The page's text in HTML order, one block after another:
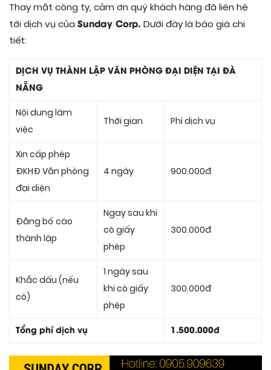
Thay mặt công ty, cảm ơn quý khách hàng đã liên hệ
tới dịch vụ của Sunday Corp. Dưới đây là báo giá chi
tiết:
DỊCH VỤ THÀNH LẬP VĂN PHÒNG ĐẠI DIỆN TẠI ĐÀ
NẴNG
Nội dung làm
việc
Thời gian Phí dịch vụ
Xin cấp phép
ĐKHĐ Văn phòng
đại diện
4 ngày 900.000đ
Đăng bố cáo
thành lập
Ngay sau khi
có giấy
phép
300.000đ
Khắc dấu (nếu
có)
1 ngày sau
khi có giấy
phép
300.000đ
Tổng phí dịch vụ 1.500.000đ